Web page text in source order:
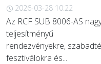
2026-03-28 10:22
Az RCF SUB 8006-AS
teljesítményű
rendezvényekre,
fesztiválokra és...